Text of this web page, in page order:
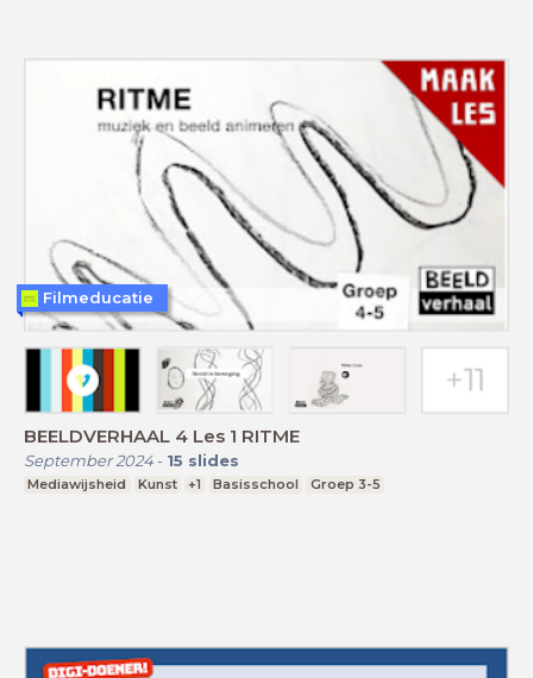
BEELDVERHAAL 4 Les 1 RITME
September 2024- 15 slides
Mediawijsheid Kunst +1 Basisschool Groep 3-5
Filmeducatie